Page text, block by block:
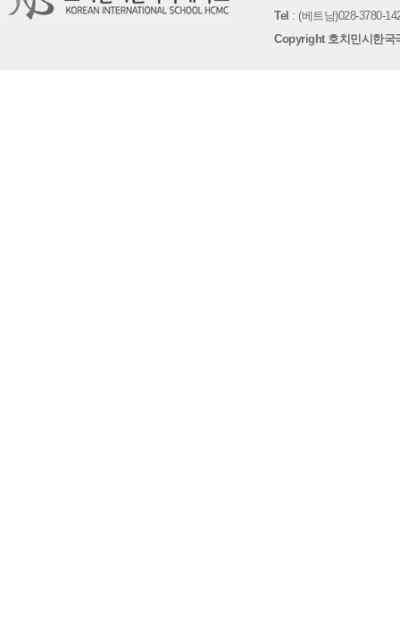
Tel : (베트남)028-3780-
Copyright 호치민시한국